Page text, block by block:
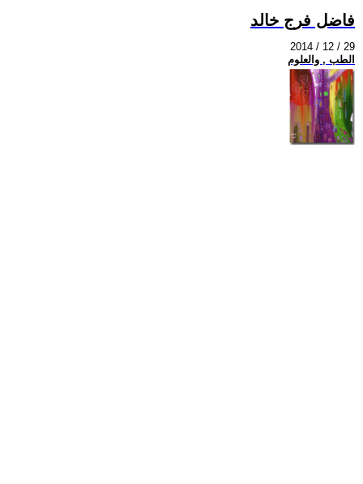
فاضل فرج خالد
2014 / 12 / 29
الطب , والعلوم